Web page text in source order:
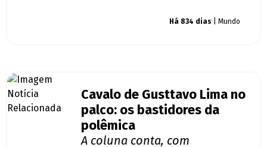
Há 834 dias | Mundo
Cavalo de Gusttavo Lima no
palco: os bastidores da
polêmica
A coluna conta, com